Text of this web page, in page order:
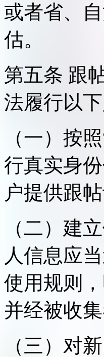
或者省、
估。
第五条 跟
法履行以下
（一）按
行真实身
户提供跟
（二）建
人信息应
使用规则
并经被收集
（三）对